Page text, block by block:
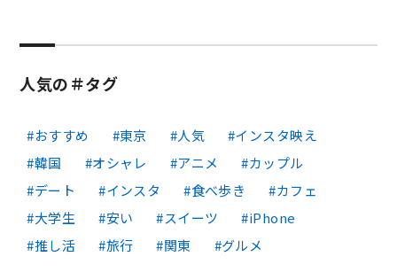
人気の＃タグ
おすすめ 東京 人気
インスタ映え
韓国
オシャレ アニメ
カップル
デート
インスタ 食べ歩き
カフェ
大学生
安い スイーツ
iPhone
推し活
旅行 関東 グルメ